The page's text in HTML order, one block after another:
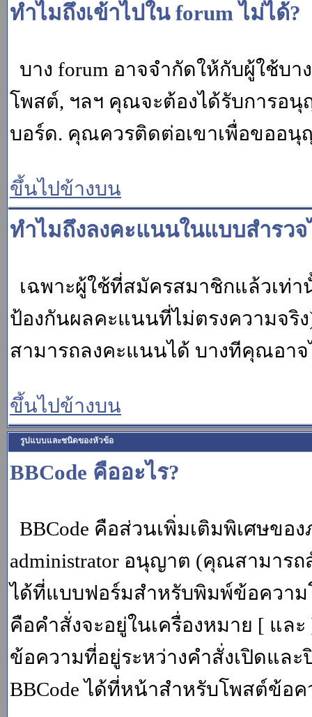
ทำไมถึงเข้าไปใน forum ไม่ได้?
บาง forum อาจจำกัดให้กับผู้ใช้บ
โพสต์, ฯลฯ คุณจะต้องได้รับการอนุ
บอร์ด. คุณควรติดต่อเขาเพื่อขออนุ
ขึ้นไปข้างบน
ทำไมถึงลงคะแนนในแบบสำรวจ
เฉพาะผู้ใช้ที่สมัครสมาชิกแล้วเท่
ป้องกันผลคะแนนที่ไม่ตรงความจ
สามารถลงคะแนนได้ บางทีคุณอา
ขึ้นไปข้างบน
รูปแบบและชนิดของหัวข้อ
BBCode คืออะไร?
BBCode คือส่วนเพิ่มเติมพิเศษขอ
administrator อนุญาต (คุณสามาร
ได้ที่แบบฟอร์มสำหรับพิมพ์ข้อความ
คือคำสั่งจะอยู่ในเครื่องหมาย [ แล
ข้อความที่อยู่ระหว่างคำสั่งเปิดแล
BBCode ได้ที่หน้าสำหรับโพสต์ข้อค